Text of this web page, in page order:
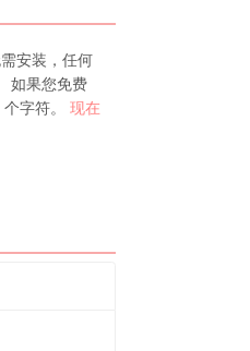
安装，任何
如果您免费
字符。 现在